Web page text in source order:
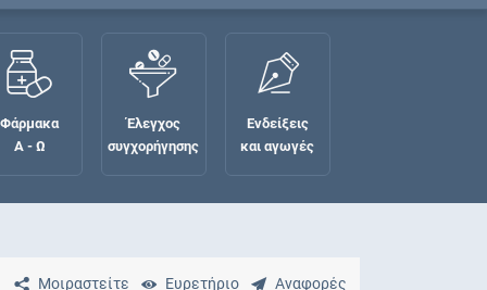
Φάρμακα
Α - Ω
Έλεγχος
συγχορήγησης
Ενδείξεις
και αγωγές
Μοιραστείτε Ευρετήριο Αναφορές